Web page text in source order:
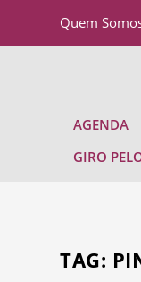
Quem
AGENDA
GIRO
TAG: